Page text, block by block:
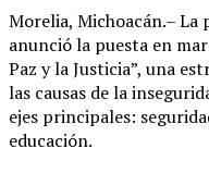
Morelia, Michoacán.– La
anunció la puesta en
Paz y la Justicia”, una
las causas de la
ejes principales:
educación.